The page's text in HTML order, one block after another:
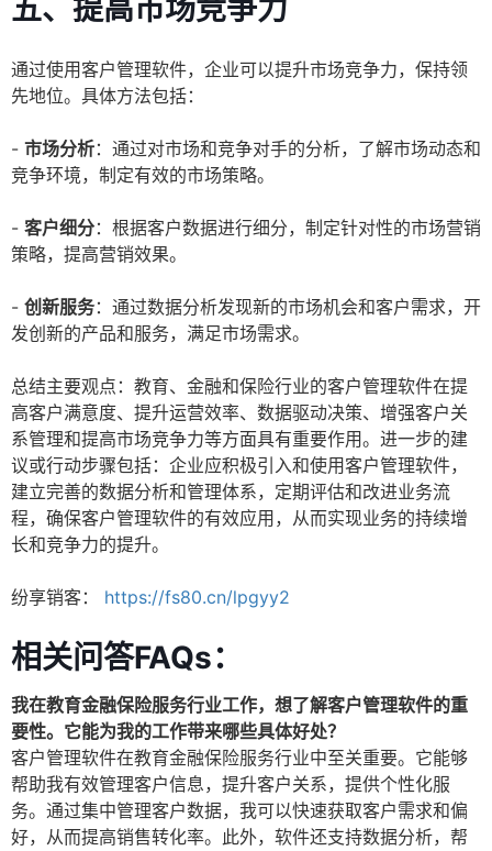
五、提高市场竞争力
通过使用客户管理软件，企业可以提升市场竞争力，保持领
先地位。具体方法包括：
- 市场分析：通过对市场和竞争对手的分析，了解市场动态和
竞争环境，制定有效的市场策略。
- 客户细分：根据客户数据进行细分，制定针对性的市场营销
策略，提高营销效果。
- 创新服务：通过数据分析发现新的市场机会和客户需求，开
发创新的产品和服务，满足市场需求。
总结主要观点：教育、金融和保险行业的客户管理软件在提
高客户满意度、提升运营效率、数据驱动决策、增强客户关
系管理和提高市场竞争力等方面具有重要作用。进一步的建
议或行动步骤包括：企业应积极引入和使用客户管理软件，
建立完善的数据分析和管理体系，定期评估和改进业务流
程，确保客户管理软件的有效应用，从而实现业务的持续增
长和竞争力的提升。
纷享销客： https://fs80.cn/lpgyy2
相关问答FAQs：
我在教育金融保险服务行业工作，想了解客户管理软件的重
要性。它能为我的工作带来哪些具体好处？
客户管理软件在教育金融保险服务行业中至关重要。它能够
帮助我有效管理客户信息，提升客户关系，提供个性化服
务。通过集中管理客户数据，我可以快速获取客户需求和偏
好，从而提高销售转化率。此外，软件还支持数据分析，帮